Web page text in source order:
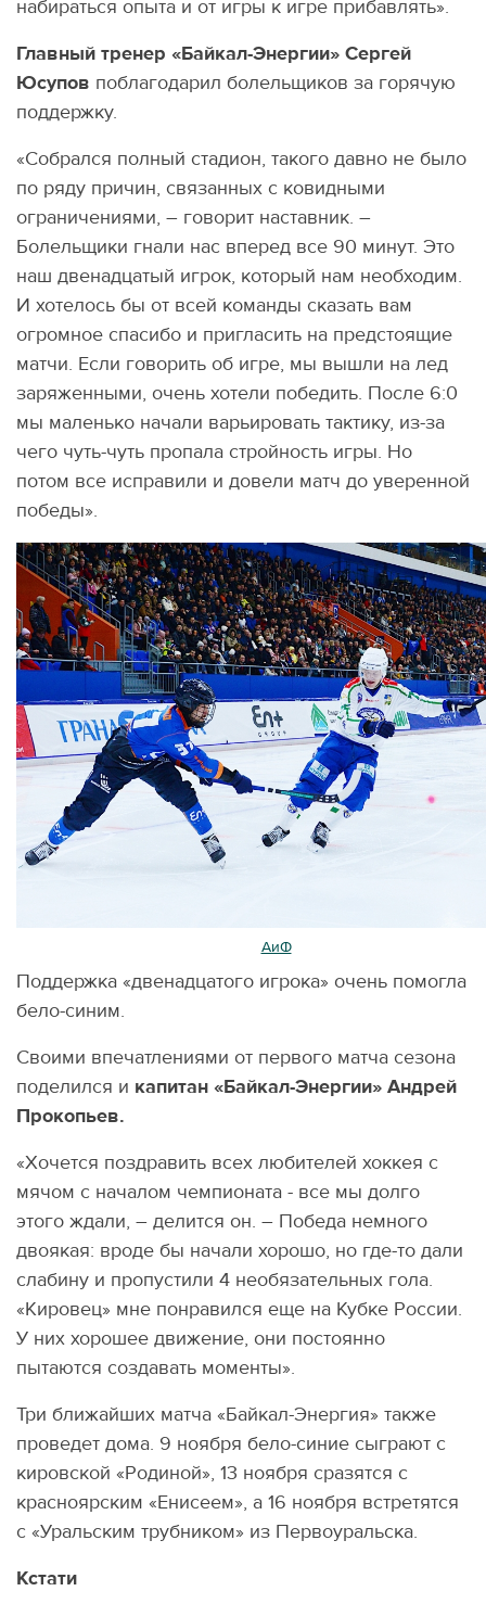
набираться опыта и от игры к игре прибавлять».
Главный тренер «Байкал-Энергии» Сергей
Юсупов поблагодарил болельщиков за горячую
поддержку.
«Собрался полный стадион, такого давно не было
по ряду причин, связанных с ковидными
ограничениями, – говорит наставник. –
Болельщики гнали нас вперед все 90 минут. Это
наш двенадцатый игрок, который нам необходим.
И хотелось бы от всей команды сказать вам
огромное спасибо и пригласить на предстоящие
матчи. Если говорить об игре, мы вышли на лед
заряженными, очень хотели победить. После 6:0
мы маленько начали варьировать тактику, из-за
чего чуть-чуть пропала стройность игры. Но
потом все исправили и довели матч до уверенной
победы».
АиФ/ Анна Попова
Поддержка «двенадцатого игрока» очень помогла
бело-синим.
Своими впечатлениями от первого матча сезона
поделился и капитан «Байкал-Энергии» Андрей
Прокопьев.
«Хочется поздравить всех любителей хоккея с
мячом с началом чемпионата - все мы долго
этого ждали, – делится он. – Победа немного
двоякая: вроде бы начали хорошо, но где-то дали
слабину и пропустили 4 необязательных гола.
«Кировец» мне понравился еще на Кубке России.
У них хорошее движение, они постоянно
пытаются создавать моменты».
Три ближайших матча «Байкал-Энергия» также
проведет дома. 9 ноября бело-синие сыграют с
кировской «Родиной», 13 ноября сразятся с
красноярским «Енисеем», а 16 ноября встретятся
с «Уральским трубником» из Первоуральска.
Кстати